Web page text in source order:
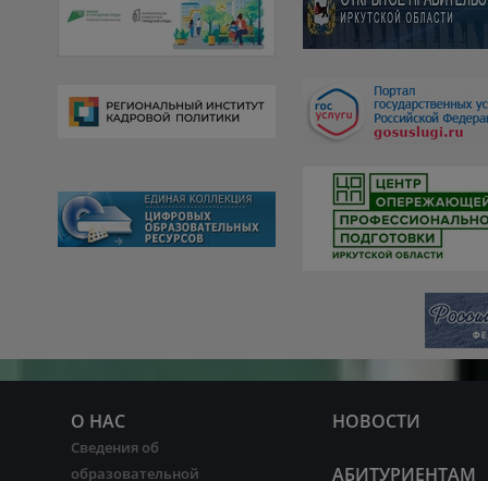
О НАС
Сведения об
образовательной
НОВОСТИ
АБИТУРИЕНТАМ